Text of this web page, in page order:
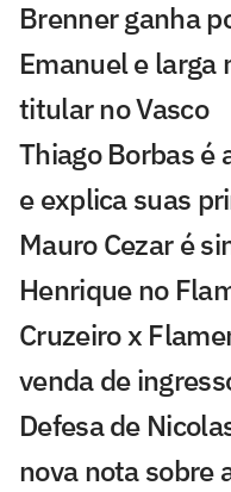
Brenner ganha
Emanuel e larga
titular no Vasco
Thiago Borbas é
e explica suas
Mauro Cezar é
Henrique no
Cruzeiro x
venda de
Defesa de
nova nota sobre